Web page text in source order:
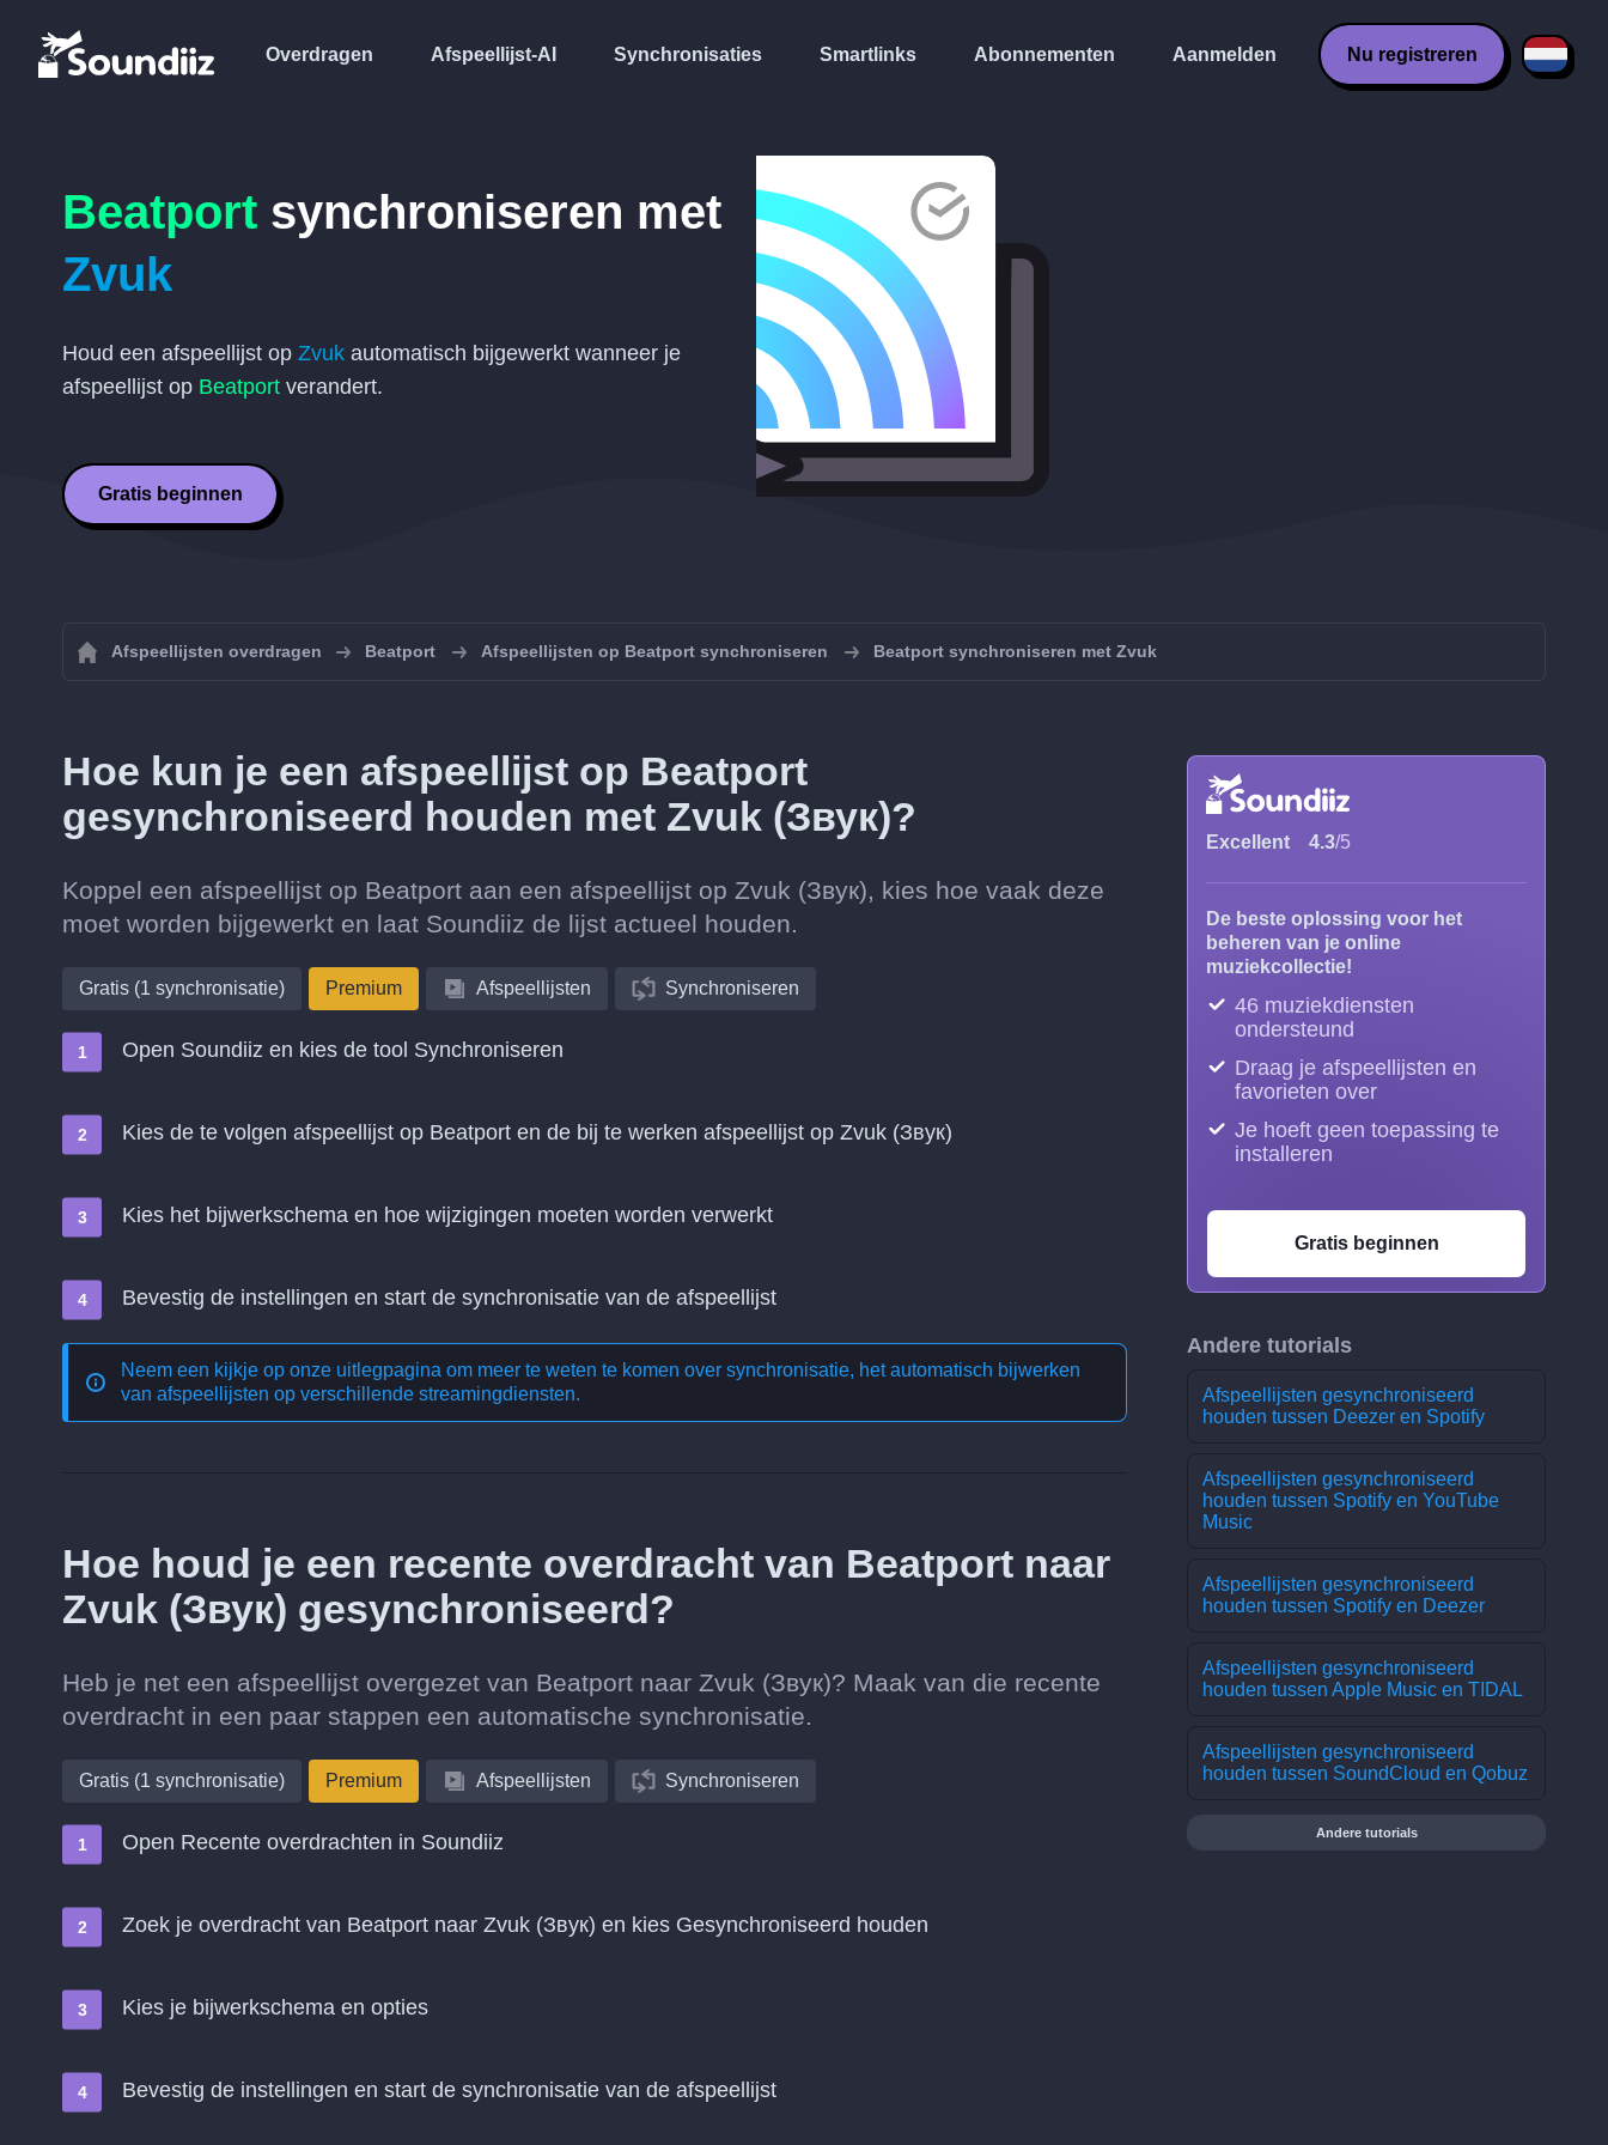
Overdragen Afspeellijst-AI Synchronisaties Smartlinks Abonnementen Aanmelden Nu registreren
Beatport synchroniseren met
Zvuk
Houd een afspeellijst op Zvuk automatisch bijgewerkt wanneer je
afspeellijst op Beatport verandert.
Gratis beginnen
Afspeellijsten overdragen Beatport Afspeellijsten op Beatport synchroniseren Beatport synchroniseren met Zvuk
Hoe kun je een afspeellijst op Beatport
gesynchroniseerd houden met Zvuk (Звук)?
Koppel een afspeellijst op Beatport aan een afspeellijst op Zvuk (Звук), kies hoe vaak deze
moet worden bijgewerkt en laat Soundiiz de lijst actueel houden.
Gratis (1 synchronisatie) Premium Afspeellijsten Synchroniseren
Open Soundiiz en kies de tool Synchroniseren
Kies de te volgen afspeellijst op Beatport en de bij te werken afspeellijst op Zvuk (Звук)
Kies het bijwerkschema en hoe wijzigingen moeten worden verwerkt
Bevestig de instellingen en start de synchronisatie van de afspeellijst
Neem een kijkje op onze uitlegpagina om meer te weten te komen over synchronisatie, het automatisch bijwerken
van afspeellijsten op verschillende streamingdiensten.
Hoe houd je een recente overdracht van Beatport naar
Zvuk (Звук) gesynchroniseerd?
Heb je net een afspeellijst overgezet van Beatport naar Zvuk (Звук)? Maak van die recente
overdracht in een paar stappen een automatische synchronisatie.
Gratis (1 synchronisatie) Premium Afspeellijsten Synchroniseren
Open Recente overdrachten in Soundiiz
Zoek je overdracht van Beatport naar Zvuk (Звук) en kies Gesynchroniseerd houden
Kies je bijwerkschema en opties
Bevestig de instellingen en start de synchronisatie van de afspeellijst
Excellent 4.3/5
De beste oplossing voor het
beheren van je online
muziekcollectie!
46 muziekdiensten
ondersteund
Draag je afspeellijsten en
favorieten over
Je hoeft geen toepassing te
installeren
Gratis beginnen
Andere tutorials
Afspeellijsten gesynchroniseerd
houden tussen Deezer en Spotify
Afspeellijsten gesynchroniseerd
houden tussen Spotify en YouTube
Music
Afspeellijsten gesynchroniseerd
houden tussen Spotify en Deezer
Afspeellijsten gesynchroniseerd
houden tussen Apple Music en TIDAL
Afspeellijsten gesynchroniseerd
houden tussen SoundCloud en Qobuz
Andere tutorials